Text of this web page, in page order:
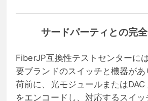
サードパーティとの完
FiberJP互換性テストセンターに
要ブランドのスイッチと機器があ
荷前に、光モジュールまたは
をエンコードし、対応するスイッ